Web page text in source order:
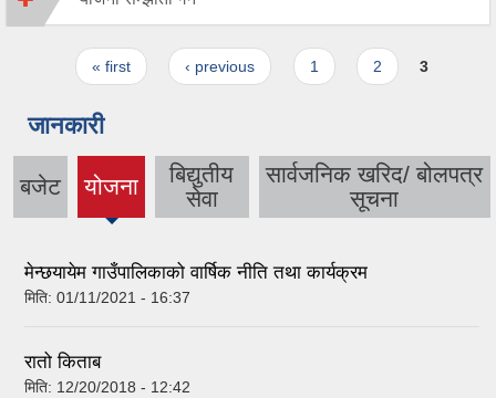
Pages« first ‹ previous 1 2 3
जानकारी
बजेट योजना
(active
tab)
बिद्युतीय
सेवा
सार्वजनिक खरिद/ बोलपत्र
सूचना
मेन्छयायेम गाउँपालिकाको वार्षिक नीति तथा कार्यक्रम
मिति: 01/11/2021 - 16:37
रातो किताब
मिति: 12/20/2018 - 12:42